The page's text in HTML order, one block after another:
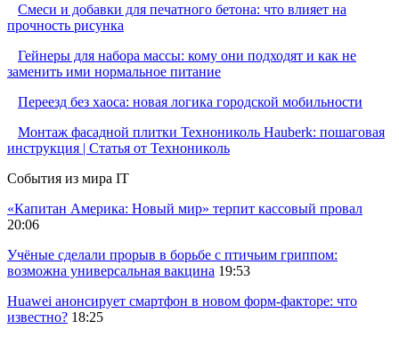
Смеси и добавки для печатного бетона: что влияет на
прочность рисунка
Гейнеры для набора массы: кому они подходят и как не
заменить ими нормальное питание
Переезд без хаоса: новая логика городской мобильности
Монтаж фасадной плитки Технониколь Hauberk: пошаговая
инструкция | Статья от Технониколь
События из мира IT
«Капитан Америка: Новый мир» терпит кассовый провал
20:06
Учёные сделали прорыв в борьбе с птичьим гриппом:
возможна универсальная вакцина 19:53
Huawei анонсирует смартфон в новом форм-факторе: что
известно? 18:25